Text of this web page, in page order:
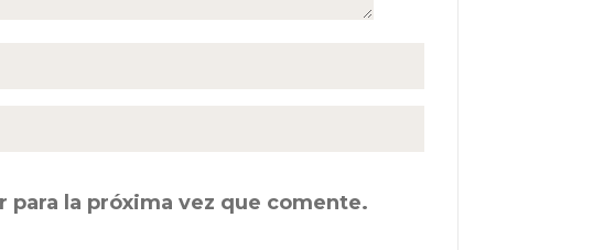
la próxima vez que comente.